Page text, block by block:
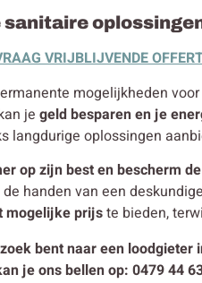
sanitaire
VRIJBLIJVENDE
mogelijkheden
je geld besparen en je
langdurige oplossingen
op zijn best en bescherm
handen van een
mogelijke prijste bieden,
bent naar een
je ons bellen op: 0479 44